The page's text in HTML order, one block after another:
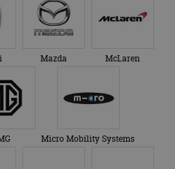
Mazda McLaren
Micro Mobility Systems